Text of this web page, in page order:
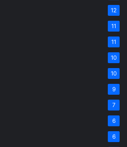
12
11
11
10
10
9
7
6
6